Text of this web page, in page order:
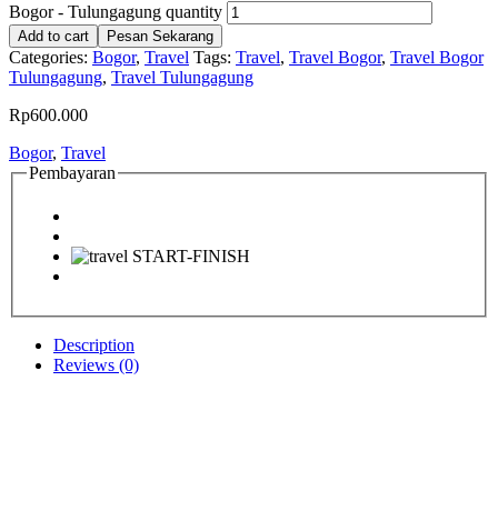
Bogor - Tulungagung quantity
Add to cart Pesan Sekarang
Categories: Bogor, Travel Tags: Travel, Travel Bogor, Travel Bogor
Tulungagung, Travel Tulungagung
Rp600.000
Bogor, Travel
Pembayaran
Description
Reviews (0)